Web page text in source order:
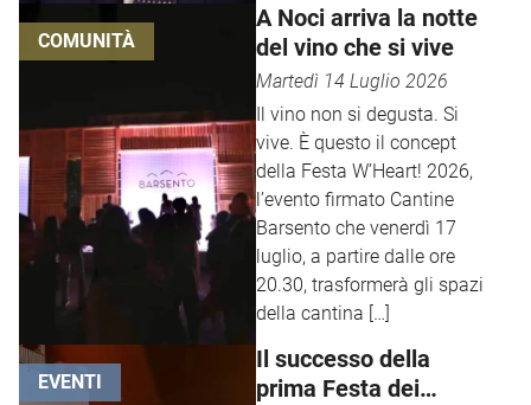
COMUNITÀ
A Noci arriva la notte
del vino che si vive
Martedì 14 Luglio 2026
Il vino non si degusta. Si
vive. È questo il concept
della Festa W’Heart! 2026,
l’evento firmato Cantine
Barsento che venerdì 17
luglio, a partire dalle ore
20.30, trasformerà gli spazi
della cantina […]
EVENTI
Il successo della
prima Festa dei